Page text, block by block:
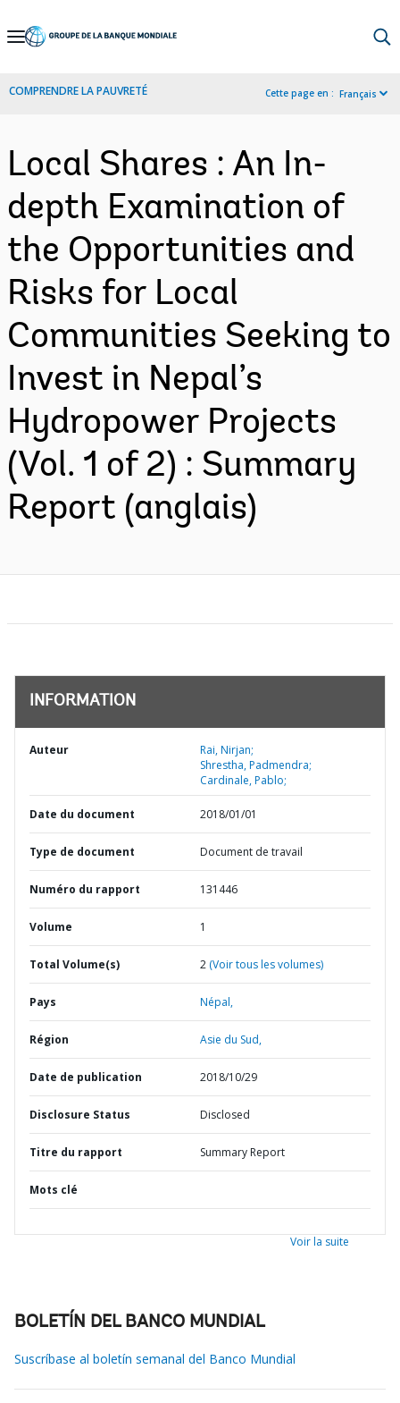
Skip
Navigation
COMPRENDRE LA PAUVRETÉ Cette page en : Français
Local Shares : An In-
depth Examination of
the Opportunities and
Risks for Local
Communities Seeking to
Invest in Nepal’s
Hydropower Projects
(Vol. 1 of 2) : Summary
Report (anglais)
INFORMATION
Auteur
Rai, Nirjan;
Shrestha, Padmendra;
Cardinale, Pablo;
Date du document 2018/01/01
Type de document Document de travail
Numéro du rapport 131446
Volume 1
Total Volume(s) 2 (Voir tous les volumes)
Pays Népal,
Région Asie du Sud,
Date de publication 2018/10/29
Disclosure Status Disclosed
Titre du rapport Summary Report
Mots clé
Voir la suite
BOLETÍN DEL BANCO MUNDIAL
Suscríbase al boletín semanal del Banco Mundial